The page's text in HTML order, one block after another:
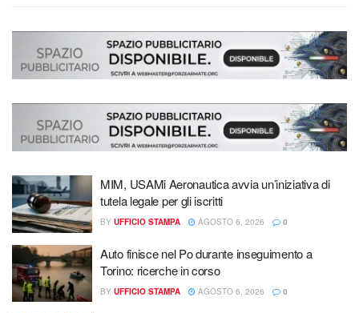
MIM, USAMi Aeronautica avvia un’iniziativa di
tutela legale per gli iscritti
BY UFFICIO STAMPA AGOSTO 6, 2026 0
Auto finisce nel Po durante inseguimento a
Torino: ricerche in corso
BY UFFICIO STAMPA AGOSTO 6, 2026 0